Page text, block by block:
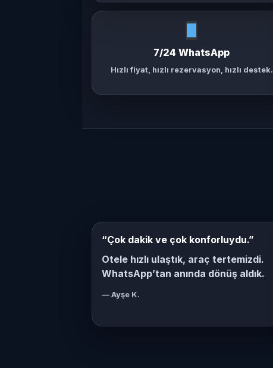
7/24 WhatsApp
Hızlı fiyat, hızlı rezervasyon, hızlı destek.
“Çok dakik ve çok konforluydu.”
Otele hızlı ulaştık, araç tertemizdi.
WhatsApp’tan anında dönüş aldık.
— Ayşe K.